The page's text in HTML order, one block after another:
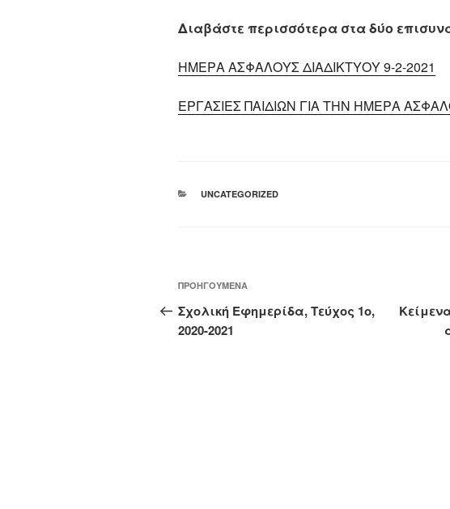
Διαβάστε περισσότερα στα δύο
ΗΜΕΡΑ ΑΣΦΑΛΟΥΣ ΔΙΑΔΙΚΤΥΟΥ 9-2-2021
ΕΡΓΑΣΙΕΣ ΠΑΙΔΙΩΝ ΓΙΑ ΤΗΝ ΗΜΕΡΑ
ΚΑΤΗΓΟΡΊΕΣ
UNCATEGORIZED
Πλοήγηση
άρθρων
Προηγούμενο
άρθρο
ΠΡΟΗΓΟΎΜΕΝΑ
Σχολική Εφημερίδα, Τεύχος 1ο,
2020-2021